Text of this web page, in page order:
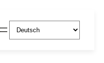
Sprache
auswählen